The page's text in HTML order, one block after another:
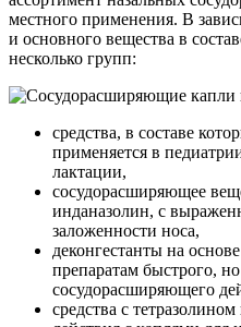
местного применения. В
и основного вещества в
несколько групп:
средства, в составе
применяется в
лактации,
сосудорасширяющее
инданазолин, с
заложенности носа,
деконгестанты на
препаратам быстрого,
сосудорасширяющего
средства с